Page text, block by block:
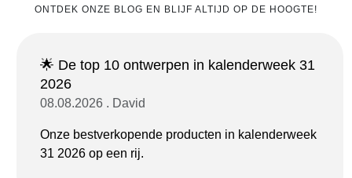
ONTDEK ONZE BLOG EN BLIJF ALTIJD OP DE HOOGTE!
🌟 De top 10 ontwerpen in kalenderweek 31
2026
08.08.2026 . David
Onze bestverkopende producten in kalenderweek
31 2026 op een rij.